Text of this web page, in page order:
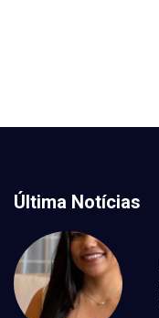
Última Notícias